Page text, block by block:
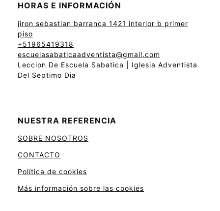
HORAS E INFORMACIÓN
jiron sebastian barranca 1421 interior b primer
piso
+51965419318
escuelasabaticaadventista@gmail.com
Leccion De Escuela Sabatica | Iglesia Adventista
Del Septimo Dia
NUESTRA REFERENCIA
SOBRE NOSOTROS
CONTACTO
Política de cookies
Más información sobre las cookies